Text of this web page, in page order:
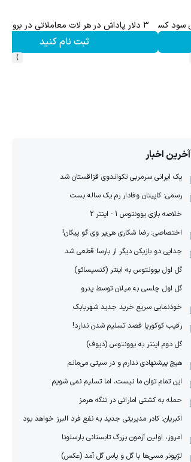
۱ میلیارد اعتبار خرید طلا | بدون ضامن و چک
کلیک کن!
›
آخرین اخبار
یک ایرانی سرمربی تکواندوی قزاقستان شد
رسمی: کاپیتان وفادار رم یک ساله بست
خلاصه بازی یوونتوس 1 - اینتر 2
اختصاصی: رضا شکاری هی‌یر وی‌ گو پیکان!
جدایی دو بازیکن دیگر از بارسا قطعی شد
گل اول یوونتوس به اینتر (کنسیسائو)
گل اول چلسی به میلان توسط پدرو
خودنمایی سریع خرید جدید شهربابک
رقیب کوکوریا قصد تسلیم شدن ندارد!
گل دوم اینتر به یوونتوس (دیوف)
هیچ پیشنهادی ندارم و در سیتی می‌مانم
این تمام توان ما نیست، اما تسلیم نمی شویم
حمله به کشتی اماراتی در تنگه هرمز
اکبریان: کادر مدیریتی جدید به نفع فرد البرز خواهد بود
امروز، اولین آزمون بزرگ تابستانی بارسلونا
لژیونر مسی‌ها با گل و پاس گل آمد (عکس)